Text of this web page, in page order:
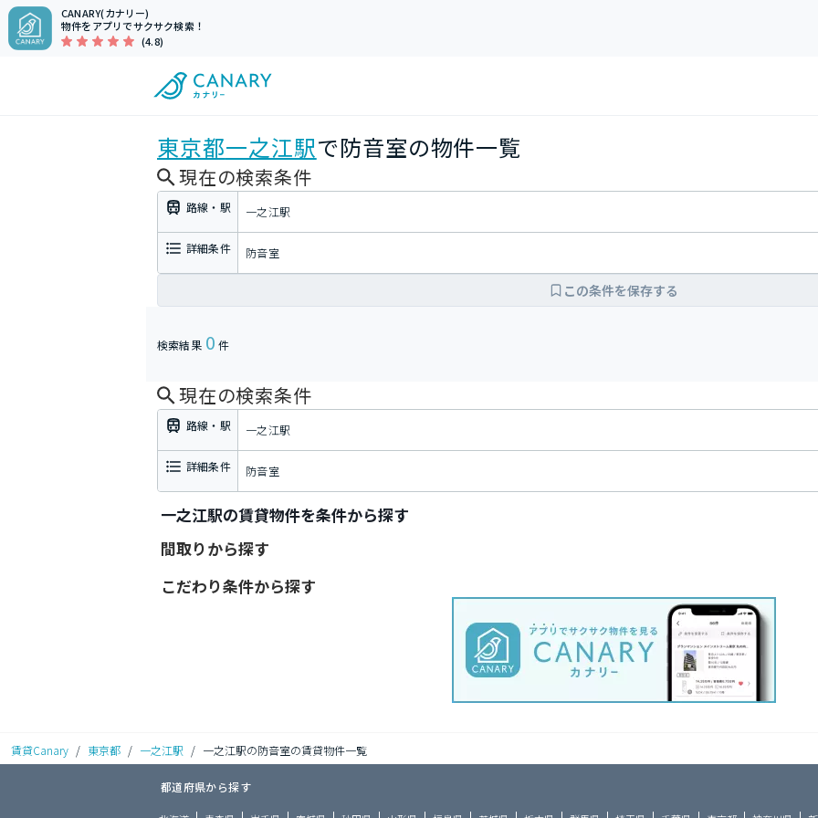
CANARY(カナリー)
物件をアプリでサクサク検索！
(4.8)
東京都一之江駅で防音室の物件一覧
現在の検索条件
路線・駅 一之江駅
詳細条件 防音室
この条件を保存する
検索結果 0 件
現在の検索条件
路線・駅 一之江駅
詳細条件 防音室
一之江駅の賃貸物件を条件から探す
間取りから探す
こだわり条件から探す
賃貸Canary / 東京都 / 一之江駅 / 一之江駅の防音室の賃貸物件一覧
都道府県から探す